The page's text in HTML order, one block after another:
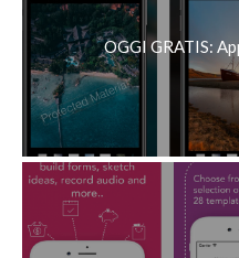
OGGI GRATIS: